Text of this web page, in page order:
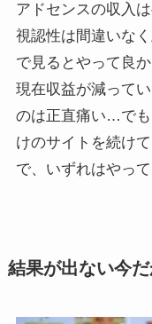
アドセンスの収入
視認性は間違いな
で見るとやって良
現在収益が減って
のは正直痛い…でも
けのサイトを続け
で、いずれはやっ
結果が出ない今